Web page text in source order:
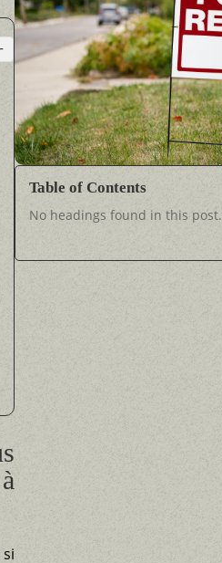
Table of Contents
No headings found in this post.